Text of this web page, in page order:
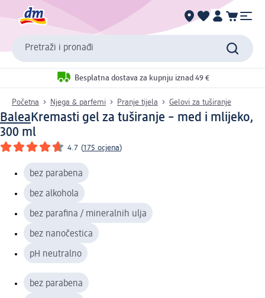
Pretraži i pronađi
Besplatna dostava za kupnju iznad 49 €
Početna Njega & parfemi Pranje tijela Gelovi za tuširanje
Balea Kremasti gel za tuširanje – med i mlijeko,
300 ml
4.7 (175 ocjena)
bez parabena
bez alkohola
bez parafina / mineralnih ulja
bez nanočestica
pH neutralno
bez parabena